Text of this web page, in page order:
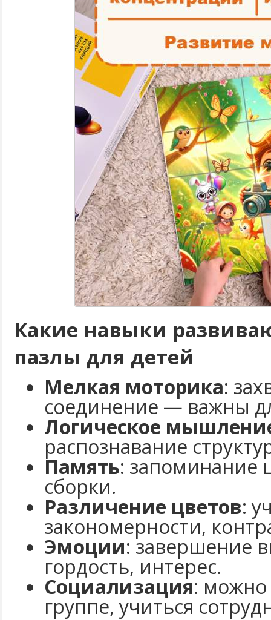
Какие навыки
пазлы для детей
Мелкая моторика:
соединение — важны
Логическое
распознавание
Память: запоминание
сборки.
Различение цветов:
закономерности,
Эмоции: завершение
гордость, интерес.
Социализация: можно
группе, учиться